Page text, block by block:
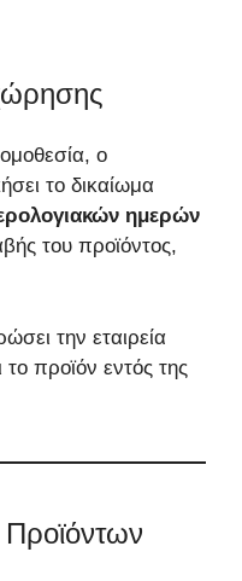
ο
το δικαίωμα
ημερών
του προϊόντος,
την εταιρεία
προϊόν εντός της